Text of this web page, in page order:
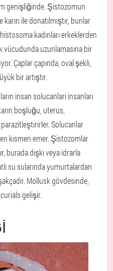
genişliğinde. Şistozomun
ile donatılmıştır, bunlar
kadınları erkeklerden
vücudunda uzunlamasına bir
Çaplar çapında, oval şekli,
bir artıştır.
insan solucanları insanları
boşluğu, uterus,
Solucanlar
kısmen emer. Şistozomlar
burada dışkı veya idrarla
su sularında yumurtalardan
Mollusk gövdesinde,
gelişir.